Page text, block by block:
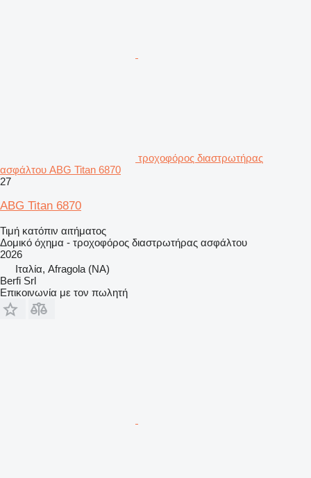
τροχοφόρος διαστρωτήρας
ασφάλτου ABG Titan 6870
27
ABG Titan 6870
Τιμή κατόπιν αιτήματος
Δομικό όχημα - τροχοφόρος διαστρωτήρας ασφάλτου
2026
Ιταλία, Afragola (NA)
Berfi Srl
Επικοινωνία με τον πωλητή